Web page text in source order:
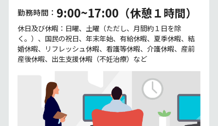
勤務時間： 9:00~17:00 （休憩１時間）
休日及び休暇：日曜、土曜（ただし、月間約１日を除
く。）、国民の祝日、年末年始、有給休暇、夏季休暇、結
婚休暇、リフレッシュ休暇、看護等休暇、介護休暇、産前
産後休暇、出⽣⽀援休暇（不妊治療）など